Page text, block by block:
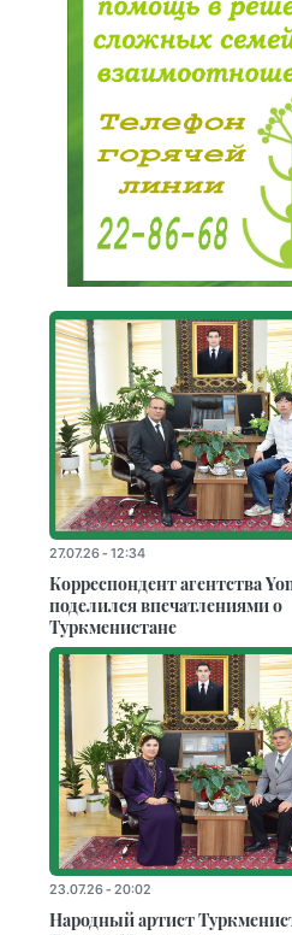
27.07.26 - 12:34
Корреспондент агентства
поделился впечатлениями о
Туркменистане
23.07.26 - 20:02
Народный артист